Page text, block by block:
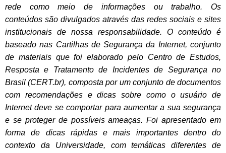
rede como meio de informações ou trabalho. Os
conteúdos são divulgados através das redes sociais e sites
institucionais de nossa responsabilidade. O conteúdo é
baseado nas Cartilhas de Segurança da Internet, conjunto
de materiais que foi elaborado pelo Centro de Estudos,
Resposta e Tratamento de Incidentes de Segurança no
Brasil (CERT.br), composta por um conjunto de documentos
com recomendações e dicas sobre como o usuário de
Internet deve se comportar para aumentar a sua segurança
e se proteger de possíveis ameaças. Foi apresentado em
forma de dicas rápidas e mais importantes dentro do
contexto da Universidade, com temáticas diferentes de